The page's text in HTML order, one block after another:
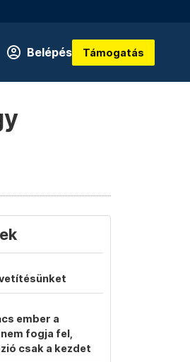
Belépés Támogatás
ember a
fogja fel,
csak a kezdet